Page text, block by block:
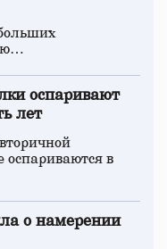
оспаривают
лет
в
о намерении